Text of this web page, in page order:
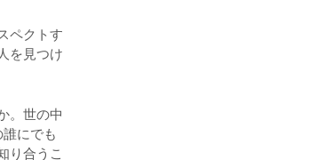
ペクトす
を見つけ
。世の中
にでも
り合うこ